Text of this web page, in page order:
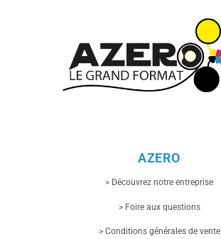
AZERO
> Découvrez notre entreprise
> Foire aux questions
> Conditions générales de vente